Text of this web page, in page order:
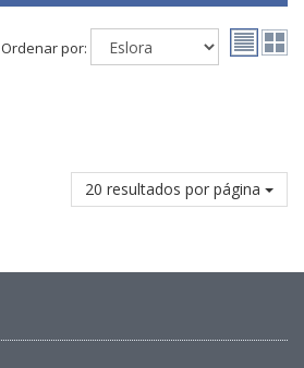
Ordenar por:
20 resultados por página